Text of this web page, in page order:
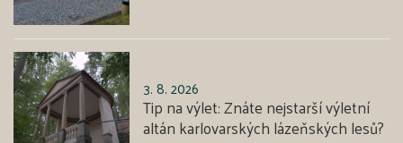
3. 8. 2026
Tip na výlet: Znáte nejstarší výletní
altán karlovarských lázeňských lesů?